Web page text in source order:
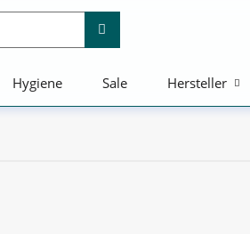
Hygiene Sale Hersteller